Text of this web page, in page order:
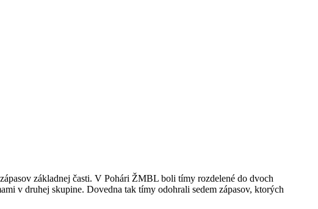
základnej časti. V Pohári ŽMBL boli tímy rozdelené do dvoch
v druhej skupine. Dovedna tak tímy odohrali sedem zápasov, ktorých